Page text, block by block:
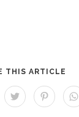
THIS ARTICLE